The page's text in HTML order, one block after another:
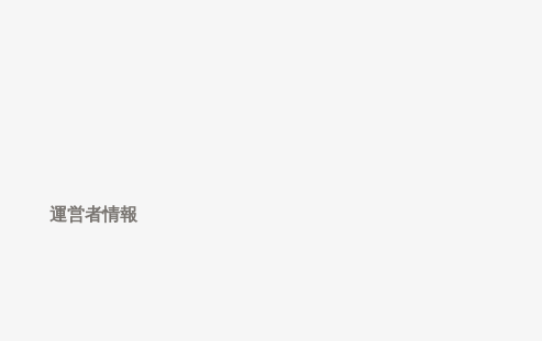
運営者情報